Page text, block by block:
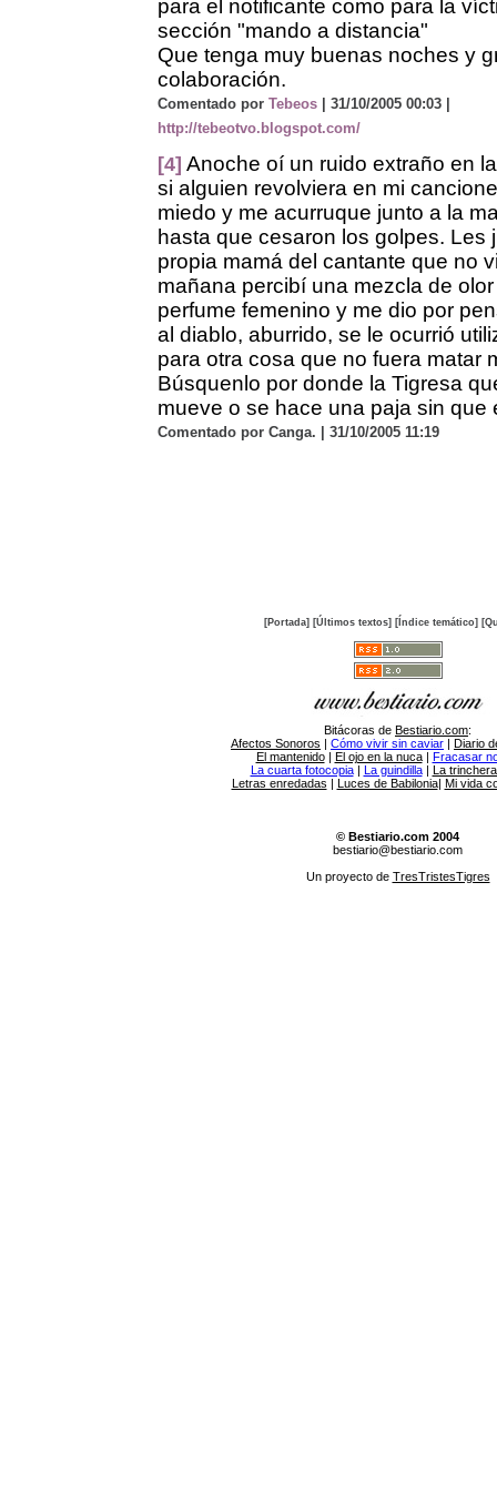
para el notificante como para la
sección "mando a distancia"
Que tenga muy buenas noches y
colaboración.
Comentado por Tebeos | 31/10/2005 00:03 |
http://tebeotvo.blogspot.com/
[4] Anoche oí un ruido extraño en
si alguien revolviera en mi
miedo y me acurruque junto a la
hasta que cesaron los golpes. Les
propia mamá del cantante que no
mañana percibí una mezcla de
perfume femenino y me dio por
al diablo, aburrido, se le ocurrió
para otra cosa que no fuera matar
Búsquenlo por donde la Tigresa
mueve o se hace una paja sin que
Comentado por Canga. | 31/10/2005 11:19
[Portada] [Últimos textos] [Índice temático]
Bitácoras de Bestiario.com:
Afectos Sonoros | Cómo vivir sin caviar | Diario
El mantenido| El ojo en la nuca| Fracasar
La cuarta fotocopia| La guindilla| La
Letras enredadas | Luces de Babilonia| Mi vida
© Bestiario.com 2004
bestiario@bestiario.com
Un proyecto de TresTristesTigres